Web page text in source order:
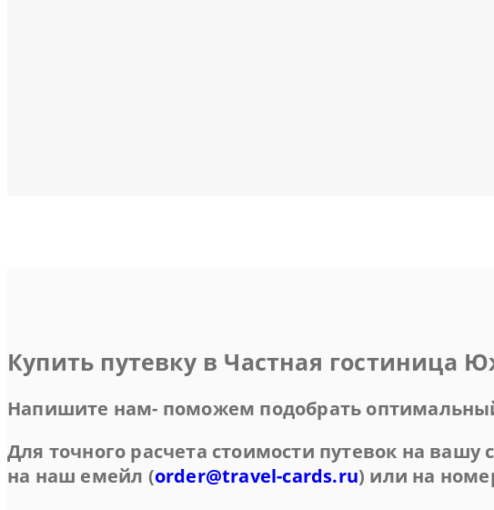
Купить путевку в Частная гостиница
Напишите нам- поможем подобрать
Для точного расчета стоимости путевок на
на наш емейл (order@travel-cards.ru) или на